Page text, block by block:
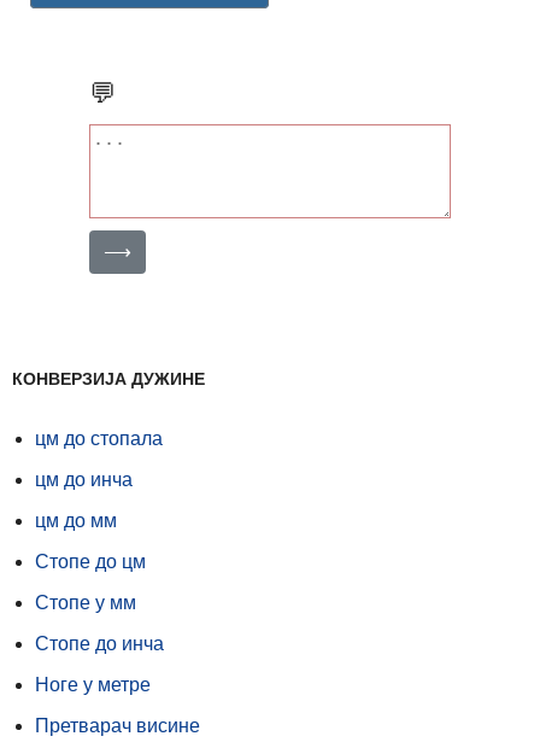
💬
⟶
КОНВЕРЗИЈА ДУЖИНЕ
цм до стопала
цм до инча
цм до мм
Стопе до цм
Стопе у мм
Стопе до инча
Ноге у метре
Претварач висине